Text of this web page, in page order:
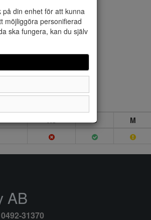
XS S M
din enhet för att kunna
möjliggöra personifierad
ska fungera, kan du själv
AB
0492-31370